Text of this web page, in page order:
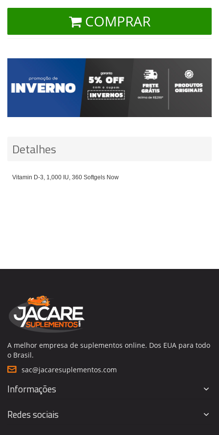
COMPRAR
Detalhes
Vitamin D-3, 1,000 IU, 360 Softgels Now
A melhor empresa de suplementos online. Dos EUA para todo
o Brasil.
sac@jacaresuplementos.com
Informações
Redes sociais